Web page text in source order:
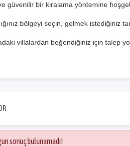
güvenilir bir kiralama yöntemine
bölgeyi seçin, gelmek istediğiniz
villalardan beğendiğiniz için talep
sonuç bulunamadı!